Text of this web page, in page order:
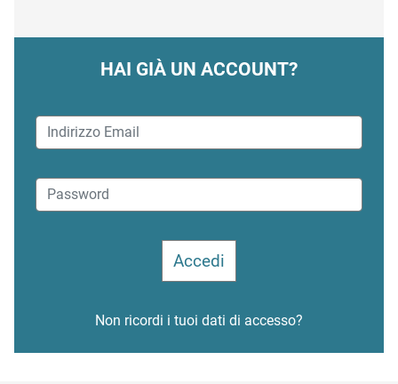
HAI GIÀ UN ACCOUNT?
Non ricordi i tuoi dati di accesso?